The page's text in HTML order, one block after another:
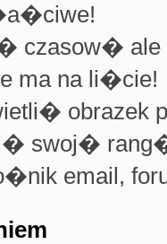
czasow� ale
ma na li�cie!
obrazek
swoj�
email,